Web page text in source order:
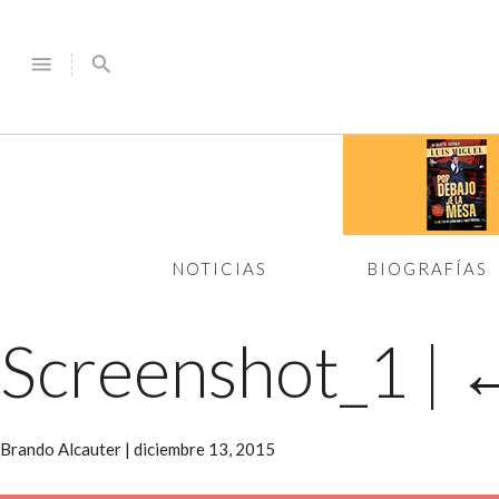
menu search
NOTICIAS BIOGRAFÍAS
Screenshot_1 |
Brando Alcauter | diciembre 13, 2015